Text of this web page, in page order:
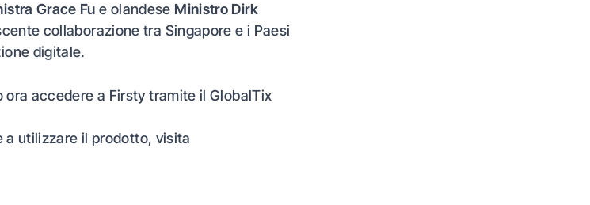
Grace Fu e olandese Ministro Dirk
collaborazione tra Singapore e i Paesi
digitale.
accedere a Firsty tramite il GlobalTix
a utilizzare il prodotto, visita